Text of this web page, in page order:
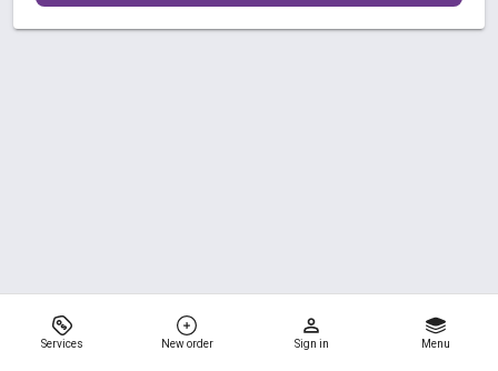
Services New order Sign in Menu